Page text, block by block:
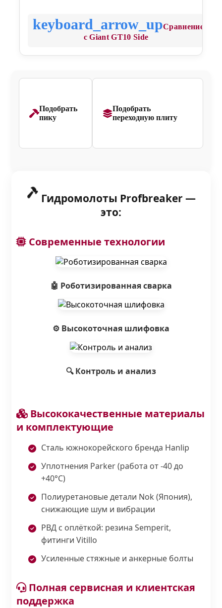
Сравнение
с Giant GT10 Side
Подобрать
пику
Подобрать
переходную плиту
Гидромолоты Profbreaker —
это:
Современные технологии
🤖 Роботизированная сварка
⚙️ Высокоточная шлифовка
🔍 Контроль и анализ
Высококачественные материалы
и комплектующие
Сталь южнокорейского бренда Hanlip
Уплотнения Parker (работа от -40 до
+40°С)
Полиуретановые детали Nok (Япония),
снижающие шум и вибрации
РВД с оплёткой: резина Semperit,
фитинги Vitillo
Усиленные стяжные и анкерные болты
Полная сервисная и клиентская
поддержка